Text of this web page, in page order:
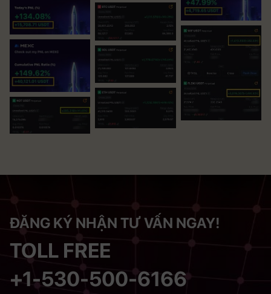
ĐĂNG KÝ NHẬN TƯ VẤN NGAY!
TOLL FREE
+1-530-500-6166